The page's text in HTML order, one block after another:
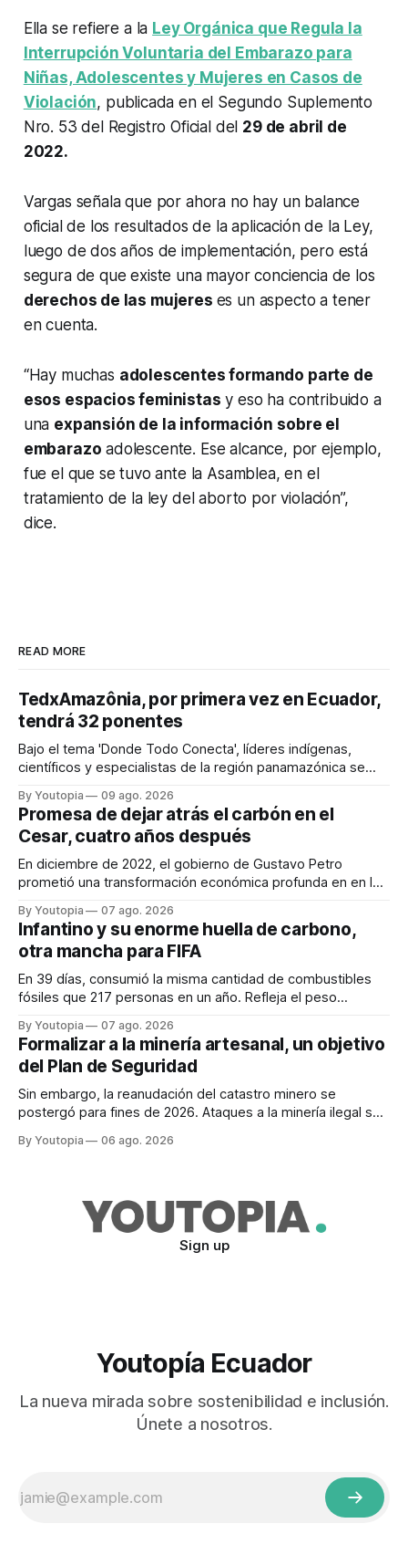
Ella se refiere a la Ley Orgánica que Regula la
Interrupción Voluntaria del Embarazo para
Niñas, Adolescentes y Mujeres en Casos de
Violación, publicada en el Segundo Suplemento
Nro. 53 del Registro Oficial del 29 de abril de
2022.
Vargas señala que por ahora no hay un balance
oficial de los resultados de la aplicación de la Ley,
luego de dos años de implementación, pero está
segura de que existe una mayor conciencia de los
derechos de las mujeres es un aspecto a tener
en cuenta.
“Hay muchas adolescentes formando parte de
esos espacios feministas y eso ha contribuido a
una expansión de la información sobre el
embarazo adolescente. Ese alcance, por ejemplo,
fue el que se tuvo ante la Asamblea, en el
tratamiento de la ley del aborto por violación”,
dice.
READ MORE
TedxAmazônia, por primera vez en Ecuador,
tendrá 32 ponentes
Bajo el tema 'Donde Todo Conecta', líderes indígenas,
científicos y especialistas de la región panamazónica se
By Youtopia 09 ago. 2026
Promesa de dejar atrás el carbón en el
Cesar, cuatro años después
En diciembre de 2022, el gobierno de Gustavo Petro
prometió una transformación económica profunda en en la
By Youtopia 07 ago. 2026
Infantino y su enorme huella de carbono,
otra mancha para FIFA
En 39 días, consumió la misma cantidad de combustibles
fósiles que 217 personas en un año. Refleja el peso
By Youtopia 07 ago. 2026
Formalizar a la minería artesanal, un objetivo
del Plan de Seguridad
Sin embargo, la reanudación del catastro minero se
postergó para fines de 2026. Ataques a la minería ilegal se
By Youtopia 06 ago. 2026
Sign up
Youtopía Ecuador
La nueva mirada sobre sostenibilidad e inclusión.
Únete a nosotros.